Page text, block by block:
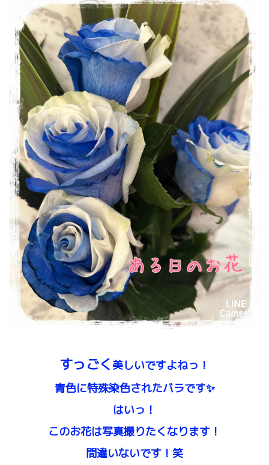
すっごく 美しいですよねっ！
青色に特殊染色されたバラです✨
はいっ！
このお花は写真撮りたくなります！
間違いないです！笑